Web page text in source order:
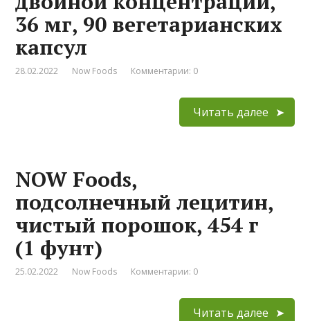
36 мг, 90 вегетарианских
капсул
28.02.2022 Now Foods Комментарии: 0
Читать далее
NOW Foods,
подсолнечный лецитин,
чистый порошок, 454 г
(1 фунт)
25.02.2022 Now Foods Комментарии: 0
Читать далее